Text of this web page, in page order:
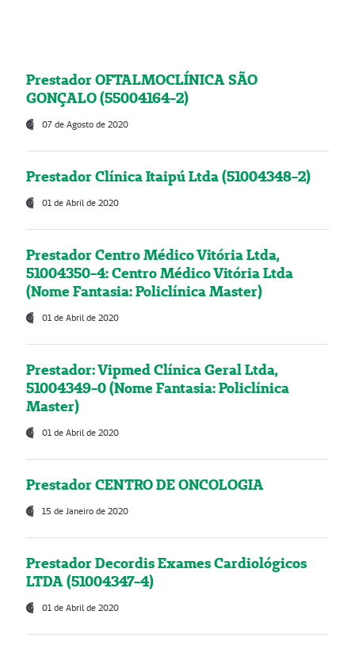
Prestador OFTALMOCLÍNICA SÃO
GONÇALO (55004164-2)
07 de Agosto de 2020
Prestador Clínica Itaipú Ltda (51004348-2)
01 de Abril de 2020
Prestador Centro Médico Vitória Ltda,
51004350-4: Centro Médico Vitória Ltda
(Nome Fantasia: Policlínica Master)
01 de Abril de 2020
Prestador: Vipmed Clínica Geral Ltda,
51004349-0 (Nome Fantasia: Policlínica
Master)
01 de Abril de 2020
Prestador CENTRO DE ONCOLOGIA
15 de Janeiro de 2020
Prestador Decordis Exames Cardiológicos
LTDA (51004347-4)
01 de Abril de 2020